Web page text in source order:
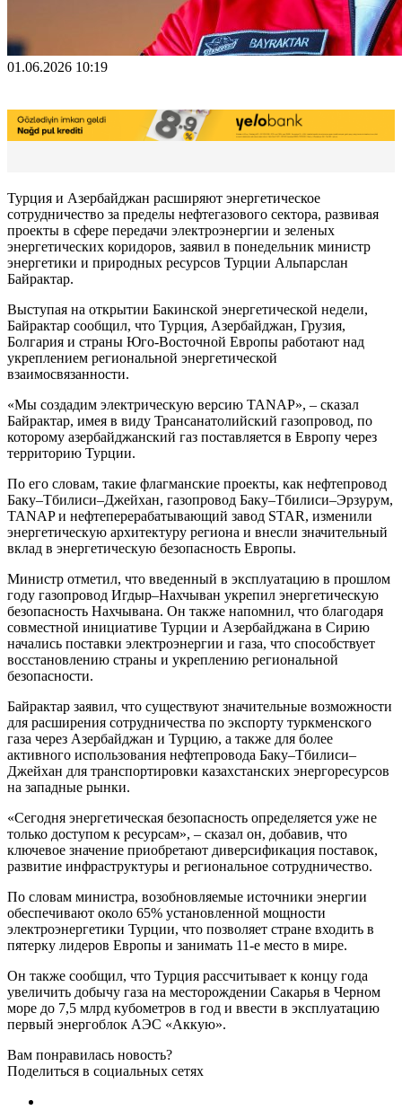
01.06.2026 10:19
Турция и Азербайджан расширяют энергетическое
сотрудничество за пределы нефтегазового сектора, развивая
проекты в сфере передачи электроэнергии и зеленых
энергетических коридоров, заявил в понедельник министр
энергетики и природных ресурсов Турции Альпарслан
Байрактар.
Выступая на открытии Бакинской энергетической недели,
Байрактар сообщил, что Турция, Азербайджан, Грузия,
Болгария и страны Юго-Восточной Европы работают над
укреплением региональной энергетической
взаимосвязанности.
«Мы создадим электрическую версию TANAP», – сказал
Байрактар, имея в виду Трансанатолийский газопровод, по
которому азербайджанский газ поставляется в Европу через
территорию Турции.
По его словам, такие флагманские проекты, как нефтепровод
Баку–Тбилиси–Джейхан, газопровод Баку–Тбилиси–Эрзурум,
TANAP и нефтеперерабатывающий завод STAR, изменили
энергетическую архитектуру региона и внесли значительный
вклад в энергетическую безопасность Европы.
Министр отметил, что введенный в эксплуатацию в прошлом
году газопровод Игдыр–Нахчыван укрепил энергетическую
безопасность Нахчывана. Он также напомнил, что благодаря
совместной инициативе Турции и Азербайджана в Сирию
начались поставки электроэнергии и газа, что способствует
восстановлению страны и укреплению региональной
безопасности.
Байрактар заявил, что существуют значительные возможности
для расширения сотрудничества по экспорту туркменского
газа через Азербайджан и Турцию, а также для более
активного использования нефтепровода Баку–Тбилиси–
Джейхан для транспортировки казахстанских энергоресурсов
на западные рынки.
«Сегодня энергетическая безопасность определяется уже не
только доступом к ресурсам», – сказал он, добавив, что
ключевое значение приобретают диверсификация поставок,
развитие инфраструктуры и региональное сотрудничество.
По словам министра, возобновляемые источники энергии
обеспечивают около 65% установленной мощности
электроэнергетики Турции, что позволяет стране входить в
пятерку лидеров Европы и занимать 11-е место в мире.
Он также сообщил, что Турция рассчитывает к концу года
увеличить добычу газа на месторождении Сакарья в Черном
море до 7,5 млрд кубометров в год и ввести в эксплуатацию
первый энергоблок АЭС «Аккую».
Вам понравилась новость?
Поделиться в социальных сетях